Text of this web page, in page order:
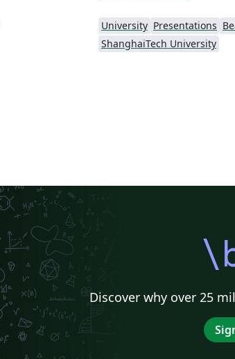
University Presentations
ShanghaiTech University
Discover why over 25